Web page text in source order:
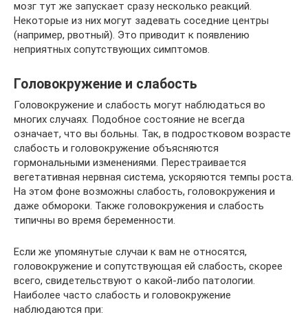
мозг тут же запускает сразу несколько реакций.
Некоторые из них могут задевать соседние центры
(например, рвотный). Это приводит к появлению
неприятных сопутствующих симптомов.
Головокружение и слабость
Головокружение и слабость могут наблюдаться во
многих случаях. Подобное состояние не всегда
означает, что вы больны. Так, в подростковом возрасте
слабость и головокружение объясняются
гормональными изменениями. Перестраивается
вегетативная нервная система, ускоряются темпы роста.
На этом фоне возможны слабость, головокружения и
даже обмороки. Также головокружения и слабость
типичны во время беременности.
Если же упомянутые случаи к вам не относятся,
головокружение и сопутствующая ей слабость, скорее
всего, свидетельствуют о какой-либо патологии.
Наиболее часто слабость и головокружение
наблюдаются при: